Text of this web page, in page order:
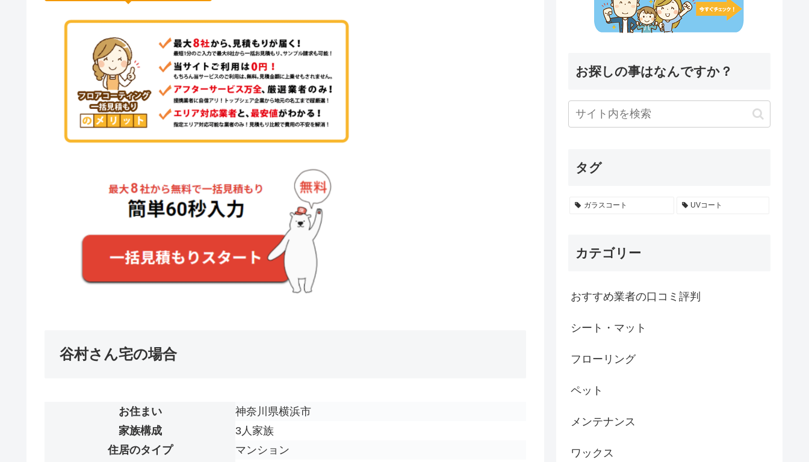
谷村さん宅の場合
お住まい
神奈川県横浜市
家族構成
3人家族
住居のタイプ
マンション
お探しの事はなんですか？
タグ
ガラスコート UVコート
カテゴリー
おすすめ業者の口コミ評判
シート・マット
フローリング
ペット
メンテナンス
ワックス